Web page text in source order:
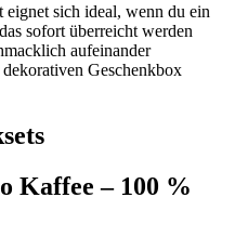
eignet sich ideal, wenn du ein
sofort überreicht werden
aufeinander
Geschenkbox
Kaffee – 100 %